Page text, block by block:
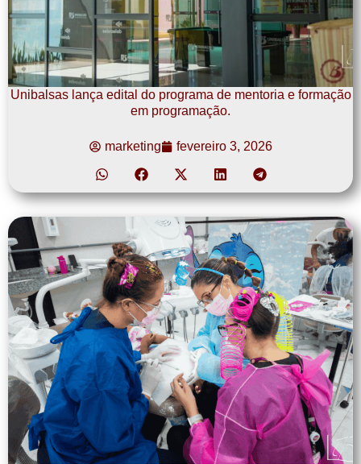
Unibalsas lança edital do programa de mentoria e formação
em programação.
marketing fevereiro 3, 2026